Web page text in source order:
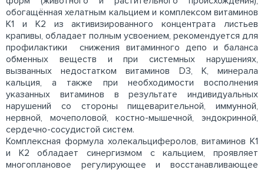
обогащённая хелатным кальцием и комплексом витаминов
К1 и К2 из активизированного концентрата листьев
крапивы, обладает полным усвоением, рекомендуется для
профилактики снижения витаминного депо и баланса
обменных веществ и при системных нарушениях,
вызванных недостатком витаминов D3, К, минерала
кальция, а также при необходимости восполнения
указанных витаминов в результате индивидуальных
нарушений со стороны пищеварительной, иммунной,
нервной, мочеполовой, костно-мышечной, эндокринной,
сердечно-сосудистой систем.
Комплексная формула холекальциферолов, витаминов К1
и К2 обладает синергизмом с кальцием, проявляет
многоплановое регулирующее и восстанавливающее